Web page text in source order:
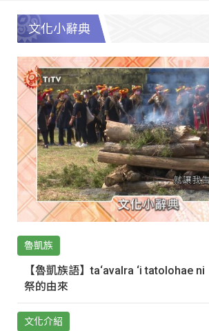
文化小辭典
魯凱族
【魯凱族語】ta‘avalra ‘i tatolohae
祭的由來
文化介紹